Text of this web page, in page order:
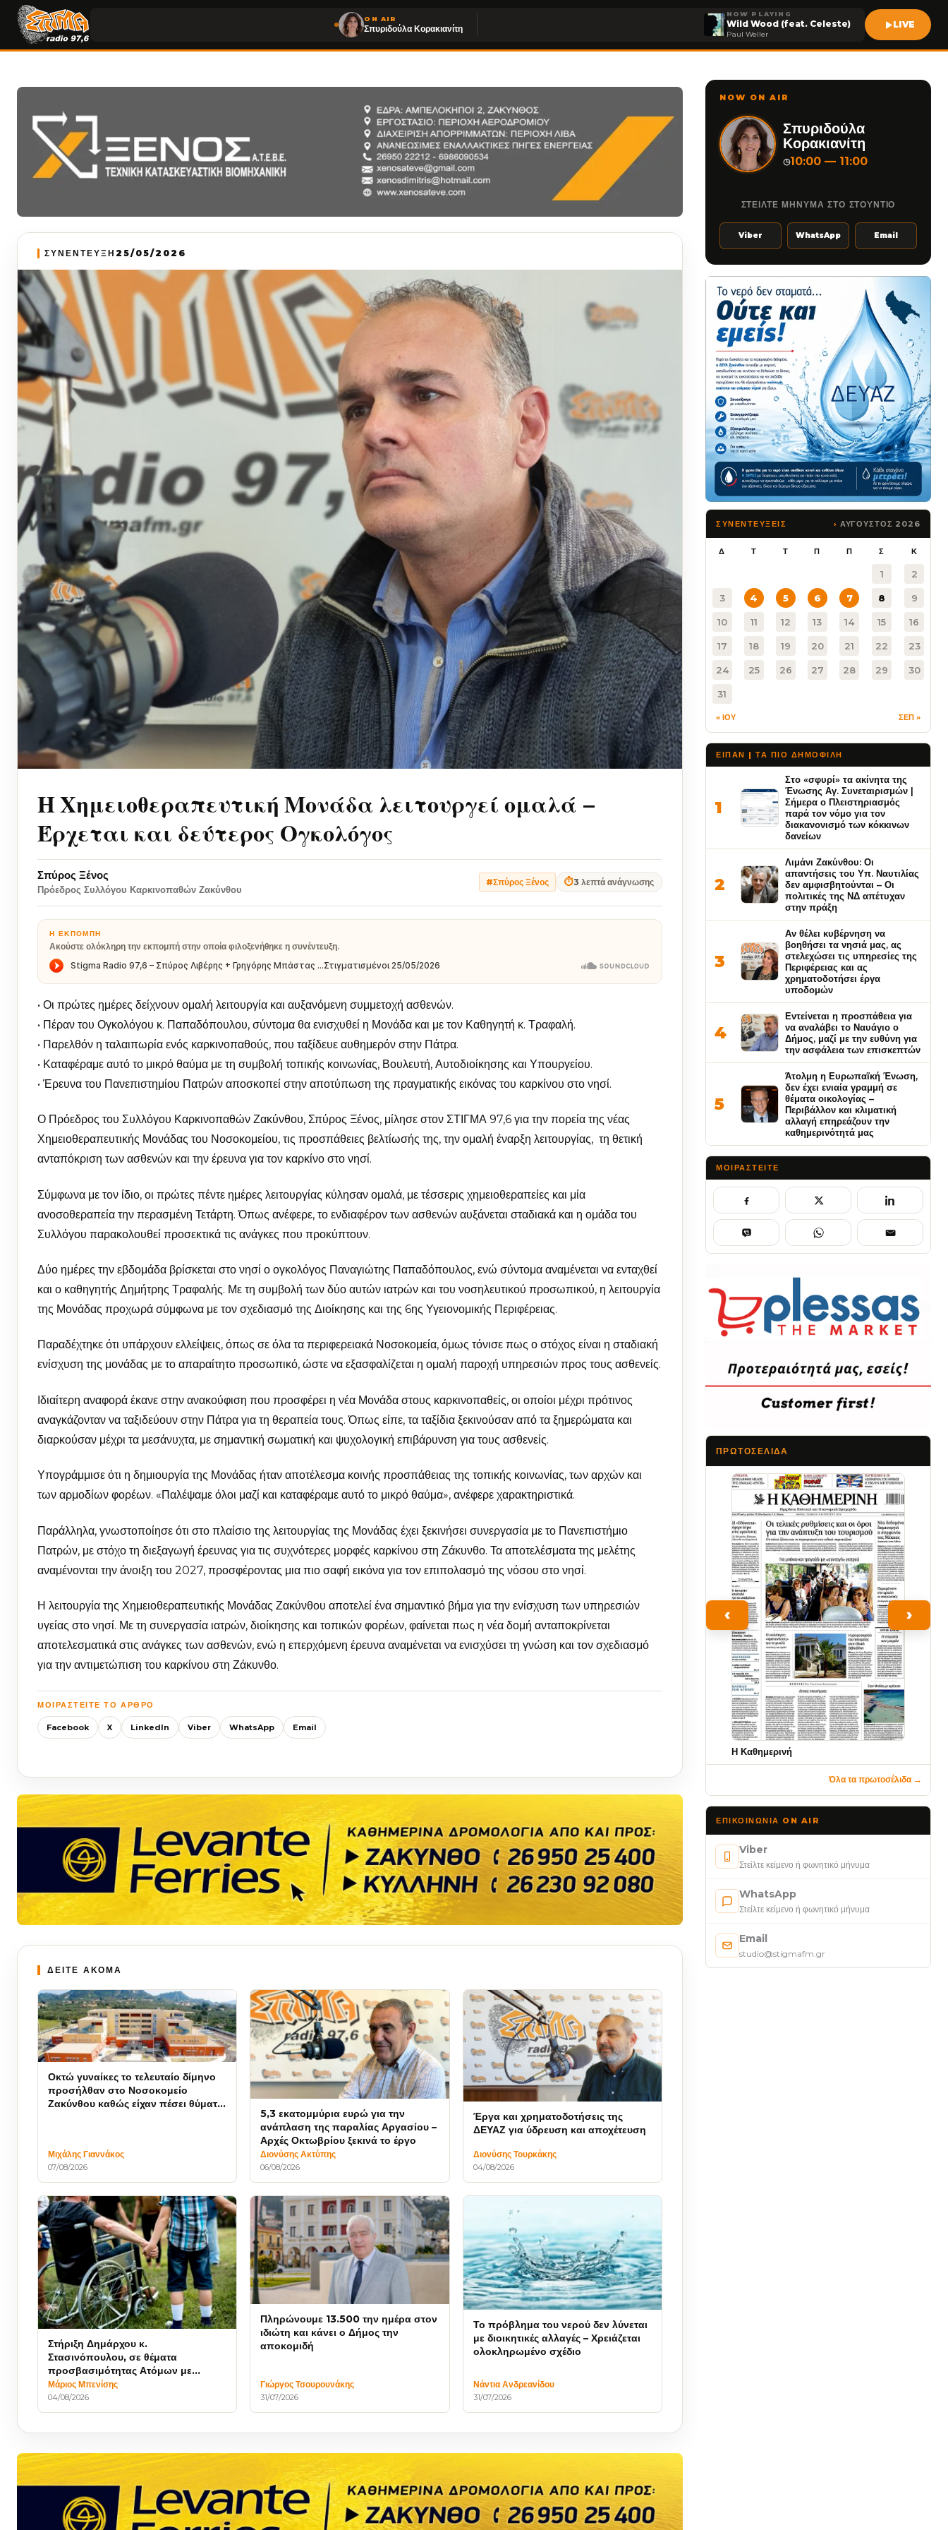
ON AIR
Σπυριδούλα Κορακιανίτη
NOW PLAYING
Wild Wood (feat. Celeste)
Paul Weller
LIVE
ΣΥΝΕΝΤΕΥΞΗ 25/05/2026
Η Χημειοθεραπευτική Μονάδα λειτουργεί ομαλά –
Έρχεται και δεύτερος Ογκολόγος
Σπύρος Ξένος
Πρόεδρος Συλλόγου Καρκινοπαθών Ζακύνθου
#Σπύρος Ξένος ⏱3 λεπτά ανάγνωσης
Η ΕΚΠΟΜΠΉ
Ακούστε ολόκληρη την εκπομπή στην οποία φιλοξενήθηκε η συνέντευξη.
• Οι πρώτες ημέρες δείχνουν ομαλή λειτουργία και αυξανόμενη συμμετοχή ασθενών.
• Πέραν του Ογκολόγου κ. Παπαδόπουλου, σύντομα θα ενισχυθεί η Μονάδα και με τον Καθηγητή κ. Τραφαλή.
• Παρελθόν η ταλαιπωρία ενός καρκινοπαθούς, που ταξίδευε αυθημερόν στην Πάτρα.
• Καταφέραμε αυτό το μικρό θαύμα με τη συμβολή τοπικής κοινωνίας, Βουλευτή, Αυτοδιοίκησης και Υπουργείου.
• Έρευνα του Πανεπιστημίου Πατρών αποσκοπεί στην αποτύπωση της πραγματικής εικόνας του καρκίνου στο νησί.
Ο Πρόεδρος του Συλλόγου Καρκινοπαθών Ζακύνθου, Σπύρος Ξένος, μίλησε στον ΣΤΙΓΜΑ 97,6 για την πορεία της νέας
Χημειοθεραπευτικής Μονάδας του Νοσοκομείου, τις προσπάθειες βελτίωσής της, την ομαλή έναρξη λειτουργίας, τη θετική
ανταπόκριση των ασθενών και την έρευνα για τον καρκίνο στο νησί.
Σύμφωνα με τον ίδιο, οι πρώτες πέντε ημέρες λειτουργίας κύλησαν ομαλά, με τέσσερις χημειοθεραπείες και μία
ανοσοθεραπεία την περασμένη Τετάρτη. Όπως ανέφερε, το ενδιαφέρον των ασθενών αυξάνεται σταδιακά και η ομάδα του
Συλλόγου παρακολουθεί προσεκτικά τις ανάγκες που προκύπτουν.
Δύο ημέρες την εβδομάδα βρίσκεται στο νησί ο ογκολόγος Παναγιώτης Παπαδόπουλος, ενώ σύντομα αναμένεται να ενταχθεί
και ο καθηγητής Δημήτρης Τραφαλής. Με τη συμβολή των δύο αυτών ιατρών και του νοσηλευτικού προσωπικού, η λειτουργία
της Μονάδας προχωρά σύμφωνα με τον σχεδιασμό της Διοίκησης και της 6ης Υγειονομικής Περιφέρειας.
Παραδέχτηκε ότι υπάρχουν ελλείψεις, όπως σε όλα τα περιφερειακά Νοσοκομεία, όμως τόνισε πως ο στόχος είναι η σταδιακή
ενίσχυση της μονάδας με το απαραίτητο προσωπικό, ώστε να εξασφαλίζεται η ομαλή παροχή υπηρεσιών προς τους ασθενείς.
Ιδιαίτερη αναφορά έκανε στην ανακούφιση που προσφέρει η νέα Μονάδα στους καρκινοπαθείς, οι οποίοι μέχρι πρότινος
αναγκάζονταν να ταξιδεύουν στην Πάτρα για τη θεραπεία τους. Όπως είπε, τα ταξίδια ξεκινούσαν από τα ξημερώματα και
διαρκούσαν μέχρι τα μεσάνυχτα, με σημαντική σωματική και ψυχολογική επιβάρυνση για τους ασθενείς.
Υπογράμμισε ότι η δημιουργία της Μονάδας ήταν αποτέλεσμα κοινής προσπάθειας της τοπικής κοινωνίας, των αρχών και
των αρμοδίων φορέων. «Παλέψαμε όλοι μαζί και καταφέραμε αυτό το μικρό θαύμα», ανέφερε χαρακτηριστικά.
Παράλληλα, γνωστοποίησε ότι στο πλαίσιο της λειτουργίας της Μονάδας έχει ξεκινήσει συνεργασία με το Πανεπιστήμιο
Πατρών, με στόχο τη διεξαγωγή έρευνας για τις συχνότερες μορφές καρκίνου στη Ζάκυνθο. Τα αποτελέσματα της μελέτης
αναμένονται την άνοιξη του 2027, προσφέροντας μια πιο σαφή εικόνα για τον επιπολασμό της νόσου στο νησί.
Η λειτουργία της Χημειοθεραπευτικής Μονάδας Ζακύνθου αποτελεί ένα σημαντικό βήμα για την ενίσχυση των υπηρεσιών
υγείας στο νησί. Με τη συνεργασία ιατρών, διοίκησης και τοπικών φορέων, φαίνεται πως η νέα δομή ανταποκρίνεται
αποτελεσματικά στις ανάγκες των ασθενών, ενώ η επερχόμενη έρευνα αναμένεται να ενισχύσει τη γνώση και τον σχεδιασμό
για την αντιμετώπιση του καρκίνου στη Ζάκυνθο.
ΜΟΙΡΑΣΤΕΊΤΕ ΤΟ ΆΡΘΡΟ
Facebook X LinkedIn Viber WhatsApp Email
ΔΕΙΤΕ ΑΚΟΜΑ
Οκτώ γυναίκες το τελευταίο δίμηνο
προσήλθαν στο Νοσοκομείο
Ζακύνθου καθώς είχαν πέσει θύματα
Μιχάλης Γιαννάκος
07/08/2026
5,3 εκατομμύρια ευρώ για την
ανάπλαση της παραλίας Αργασίου –
Αρχές Οκτωβρίου ξεκινά το έργο
Διονύσης Ακτύπης
06/08/2026
Έργα και χρηματοδοτήσεις της
ΔΕΥΑΖ για ύδρευση και αποχέτευση
Διονύσης Τουρκάκης
04/08/2026
Στήριξη Δημάρχου κ.
Στασινόπουλου, σε θέματα
προσβασιμότητας Ατόμων με
Αναπηρία
Μάριος Μπενίσης
04/08/2026
Πληρώνουμε 13.500 την ημέρα στον
ιδιώτη και κάνει ο Δήμος την
αποκομιδή
Γιώργος Τσουρουνάκης
31/07/2026
Το πρόβλημα του νερού δεν λύνεται
με διοικητικές αλλαγές – Χρειάζεται
ολοκληρωμένο σχέδιο
Νάντια Ανδρεανίδου
31/07/2026
NOW ON AIR
Σπυριδούλα
Κορακιανίτη
◷10:00 — 11:00
ΣΤΕΙΛΤΕ ΜΗΝΥΜΑ ΣΤΟ ΣΤΟΥΝΤΙΟ
Viber WhatsApp Email
ΣΥΝΕΝΤΕΥΞΕΙΣ ΑΥΓΟΥΣΤΟΣ 2026
Δ Τ Τ Π Π Σ Κ
1 2
3 4 5 6 7 8 9
10 11 12 13 14 15 16
17 18 19 20 21 22 23
24 25 26 27 28 29 30
31
« ΙΟΥ ΣΕΠ »
ΕΙΠΑΝ | ΤΑ ΠΙΟ ΔΗΜΟΦΙΛΉ
1
Στο «σφυρί» τα ακίνητα της
Ένωσης Αγ. Συνεταιρισμών |
Σήμερα ο Πλειστηριασμός
παρά τον νόμο για τον
διακανονισμό των κόκκινων
δανείων
2
Λιμάνι Ζακύνθου: Οι
απαντήσεις του Υπ. Ναυτιλίας
δεν αμφισβητούνται – Οι
πολιτικές της ΝΔ απέτυχαν
στην πράξη
3
Αν θέλει κυβέρνηση να
βοηθήσει τα νησιά μας, ας
στελεχώσει τις υπηρεσίες της
Περιφέρειας και ας
χρηματοδοτήσει έργα
υποδομών
4
Εντείνεται η προσπάθεια για
να αναλάβει το Ναυάγιο ο
Δήμος, μαζί με την ευθύνη για
την ασφάλεια των επισκεπτών
5
Άτολμη η Ευρωπαϊκή Ένωση,
δεν έχει ενιαία γραμμή σε
θέματα οικολογίας –
Περιβάλλον και κλιματική
αλλαγή επηρεάζουν την
καθημερινότητά μας
ΜΟΙΡΑΣΤΕΊΤΕ
ΠΡΩΤΟΣΈΛΙΔΑ
‹
Η Καθημερινή
›
Όλα τα πρωτοσέλιδα →
ΕΠΙΚΟΙΝΩΝΊΑ ON AIR
Viber
Στείλτε κείμενο ή φωνητικό μήνυμα
WhatsApp
Στείλτε κείμενο ή φωνητικό μήνυμα
Email
studio@stigmafm.gr